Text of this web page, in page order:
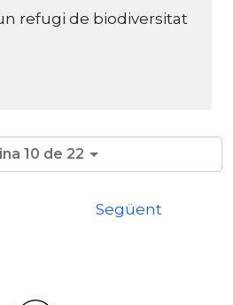
refugi de biodiversitat
10 de 22
Següent